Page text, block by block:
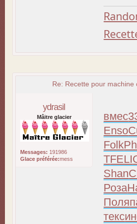
Re: Recette pour machine
ydrasil
Mâitre glacier
Messages: 191986
Glace préférée:mess
вмес
Enso
Folk
TFELI
Shan
Роза
Поля
текс